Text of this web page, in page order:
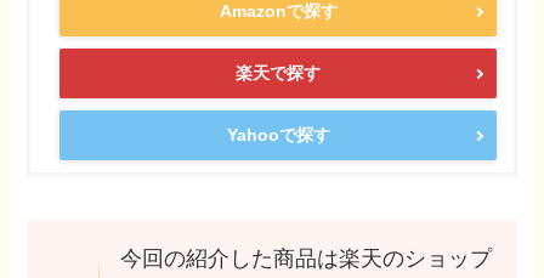
Amazonで探す
楽天で探す
Yahooで探す
今回の紹介した商品は楽天のショップ